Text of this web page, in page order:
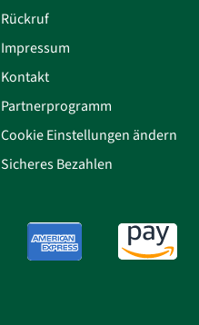
Rückruf
Impressum
Kontakt
Partnerprogramm
Cookie Einstellungen ändern
Sicheres Bezahlen